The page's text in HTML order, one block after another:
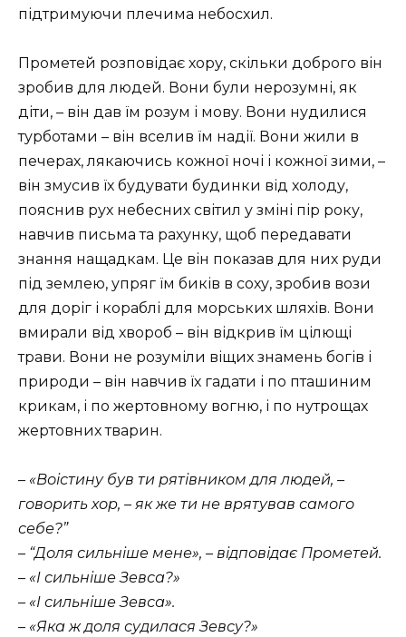
підтримуючи плечима небосхил.
Прометей розповідає хору, скільки доброго він
зробив для людей. Вони були нерозумні, як
діти, – він дав їм розум і мову. Вони нудилися
турботами – він вселив їм надії. Вони жили в
печерах, лякаючись кожної ночі і кожної зими, –
він змусив їх будувати будинки від холоду,
пояснив рух небесних світил у зміні пір року,
навчив письма та рахунку, щоб передавати
знання нащадкам. Це він показав для них руди
під землею, упряг їм биків в соху, зробив вози
для доріг і кораблі для морських шляхів. Вони
вмирали від хвороб – він відкрив їм цілющі
трави. Вони не розуміли віщих знамень богів і
природи – він навчив їх гадати і по пташиним
крикам, і по жертовному вогню, і по нутрощах
жертовних тварин.
– «Воістину був ти рятівником для людей, –
говорить хор, – як же ти не врятував самого
себе?”
– “Доля сильніше мене», – відповідає Прометей.
– «І сильніше Зевса?»
– «І сильніше Зевса».
– «Яка ж доля судилася Зевсу?»